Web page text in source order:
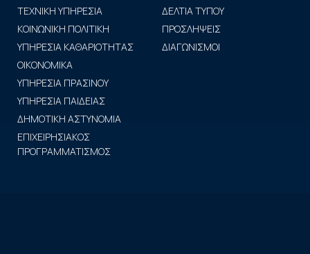
ΤΕΧΝΙΚΗ ΥΠΗΡΕΣΙΑ
ΚΟΙΝΩΝΙΚΗ ΠΟΛΙΤΙΚΗ
ΥΠΗΡΕΣΙΑ ΚΑΘΑΡΙΟΤΗΤΑΣ
ΟΙΚΟΝΟΜΙΚΑ
ΥΠΗΡΕΣΙΑ ΠΡΑΣΙΝΟΥ
ΥΠΗΡΕΣΙΑ ΠΑΙΔΕΙΑΣ
ΔΗΜΟΤΙΚΗ ΑΣΤΥΝΟΜΙΑ
ΕΠΙΧΕΙΡΗΣΙΑΚΟΣ
ΠΡΟΓΡΑΜΜΑΤΙΣΜΟΣ
ΔΕΛΤΙΑ ΤΥΠΟΥ
ΠΡΟΣΛΗΨΕΙΣ
ΔΙΑΓΩΝΙΣΜΟΙ